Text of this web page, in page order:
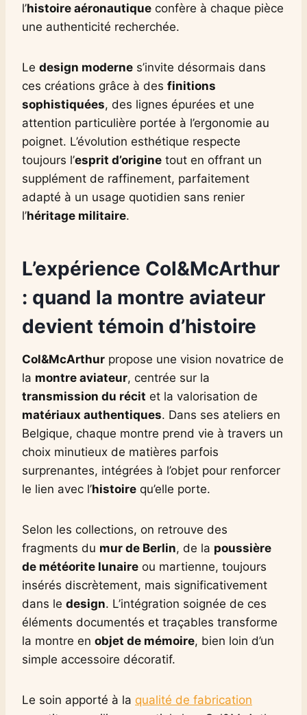
l’histoire aéronautique confère à chaque pièce
une authenticité recherchée.
Le design moderne s’invite désormais dans
ces créations grâce à des finitions
sophistiquées, des lignes épurées et une
attention particulière portée à l’ergonomie au
poignet. L’évolution esthétique respecte
toujours l’esprit d’origine tout en offrant un
supplément de raffinement, parfaitement
adapté à un usage quotidien sans renier
l’héritage militaire.
L’expérience Col&McArthur
: quand la montre aviateur
devient témoin d’histoire
Col&McArthur propose une vision novatrice de
la montre aviateur, centrée sur la
transmission du récit et la valorisation de
matériaux authentiques. Dans ses ateliers en
Belgique, chaque montre prend vie à travers un
choix minutieux de matières parfois
surprenantes, intégrées à l’objet pour renforcer
le lien avec l’histoire qu’elle porte.
Selon les collections, on retrouve des
fragments du mur de Berlin, de la poussière
de météorite lunaire ou martienne, toujours
insérés discrètement, mais significativement
dans le design. L’intégration soignée de ces
éléments documentés et traçables transforme
la montre en objet de mémoire, bien loin d’un
simple accessoire décoratif.
Le soin apporté à la qualité de fabrication